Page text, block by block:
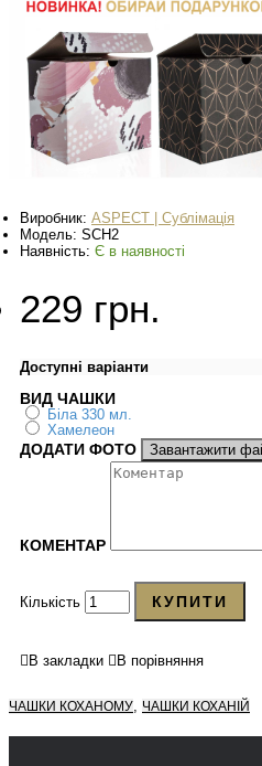
Виробник: ASPECT | Сублімація
Модель: SCH2
Наявність: Є в наявності
229 грн.
Доступні варіанти
ВИД ЧАШКИ
Біла 330 мл.
Хамелеон
ДОДАТИ ФОТО Завантажити
КОМЕНТАР
Кількість КУПИТИ
В закладки В порівняння
ЧАШКИ КОХАНОМУ, ЧАШКИ КОХАНІЙ